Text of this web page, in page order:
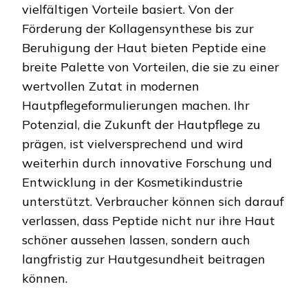
vielfältigen Vorteile basiert. Von der
Förderung der Kollagensynthese bis zur
Beruhigung der Haut bieten Peptide eine
breite Palette von Vorteilen, die sie zu einer
wertvollen Zutat in modernen
Hautpflegeformulierungen machen. Ihr
Potenzial, die Zukunft der Hautpflege zu
prägen, ist vielversprechend und wird
weiterhin durch innovative Forschung und
Entwicklung in der Kosmetikindustrie
unterstützt. Verbraucher können sich darauf
verlassen, dass Peptide nicht nur ihre Haut
schöner aussehen lassen, sondern auch
langfristig zur Hautgesundheit beitragen
können.